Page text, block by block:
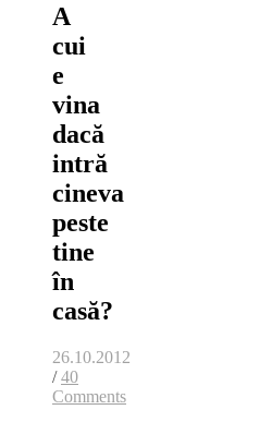
A
cui
e
vina
dacă
intră
cineva
peste
tine
în
casă?
26.10.2012
/ 40
Comments